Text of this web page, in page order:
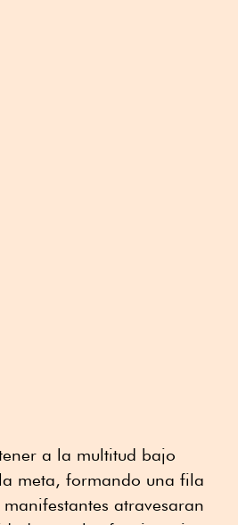
a la multitud bajo
meta, formando una fila
atravesaran